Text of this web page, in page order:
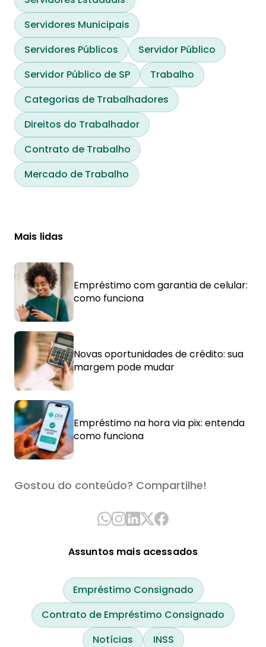
Servidores Municipais
Servidores Públicos
Servidor Público
Servidor Público de SP
Trabalho
Categorias de Trabalhadores
Direitos do Trabalhador
Contrato de Trabalho
Mercado de Trabalho
Mais lidas
Empréstimo com garantia de celular:
como funciona
Novas oportunidades de crédito: sua
margem pode mudar
Empréstimo na hora via pix: entenda
como funciona
Gostou do conteúdo? Compartilhe!
Assuntos mais acessados
Empréstimo Consignado
Contrato de Empréstimo Consignado
Notícias
INSS